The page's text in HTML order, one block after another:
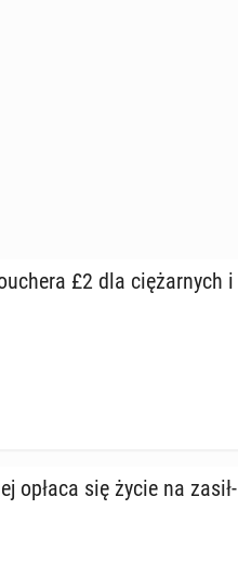
£2 dla cię­żar­nych i
opłaca się życie na za­sił­